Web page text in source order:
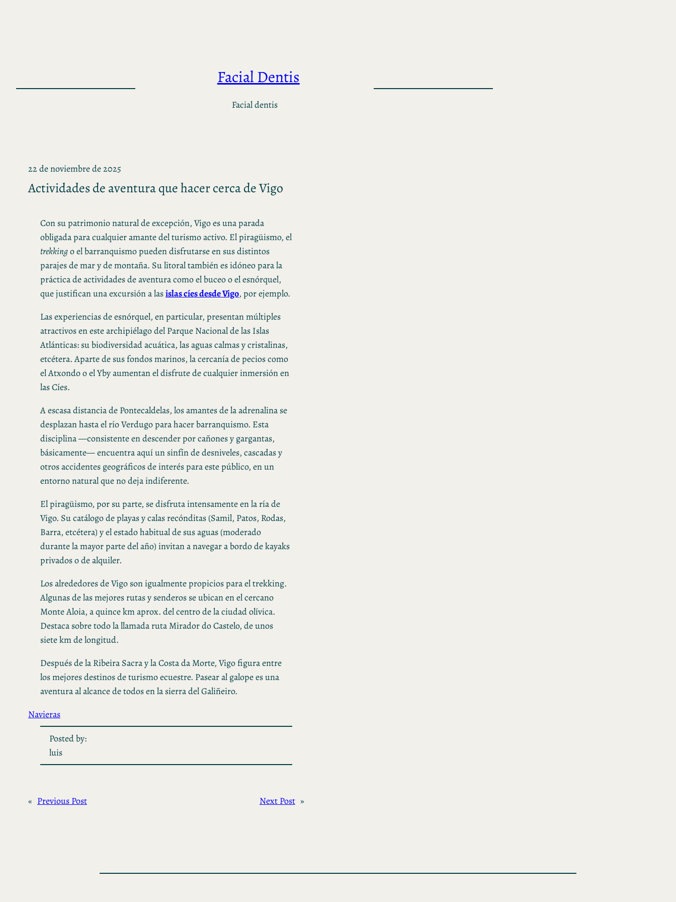
Facial Dentis
Facial dentis
22 de noviembre de 2025
Actividades de aventura que hacer cerca de Vigo
Con su patrimonio natural de excepción, Vigo es una parada
obligada para cualquier amante del turismo activo. El piragüismo, el
trekkingo el barranquismo pueden disfrutarse en sus distintos
parajes de mar y de montaña. Su litoral también es idóneo para la
práctica de actividades de aventura como el buceo o el esnórquel,
que justifican una excursión a lasislas cíes desde Vigo, por ejemplo.
Las experiencias de esnórquel, en particular, presentan múltiples
atractivos en este archipiélago del Parque Nacional de las Islas
Atlánticas: su biodiversidad acuática, las aguas calmas y cristalinas,
etcétera. Aparte de sus fondos marinos, la cercanía de pecios como
el Atxondo o el Yby aumentan el disfrute de cualquier inmersión en
las Cíes.
A escasa distancia de Pontecaldelas, los amantes de la adrenalina se
desplazan hasta el río Verdugo para hacer barranquismo. Esta
disciplina —consistente en descender por cañones y gargantas,
básicamente— encuentra aquí un sinfín de desniveles, cascadas y
otros accidentes geográficos de interés para este público, en un
entorno natural que no deja indiferente.
El piragüismo, por su parte, se disfruta intensamente en la ría de
Vigo. Su catálogo de playas y calas recónditas (Samil, Patos, Rodas,
Barra, etcétera) y el estado habitual de sus aguas (moderado
durante la mayor parte del año) invitan a navegar a bordo de kayaks
privados o de alquiler.
Los alrededores de Vigo son igualmente propicios para el trekking.
Algunas de las mejores rutas y senderos se ubican en el cercano
Monte Aloia, a quince km aprox. del centro de la ciudad olívica.
Destaca sobre todo la llamada ruta Mirador do Castelo, de unos
siete km de longitud.
Después de la Ribeira Sacra y la Costa da Morte, Vigo figura entre
los mejores destinos de turismo ecuestre. Pasear al galope es una
aventura al alcance de todos en la sierra del Galiñeiro.
Navieras
Posted by:
luis
« Previous Post Next Post »